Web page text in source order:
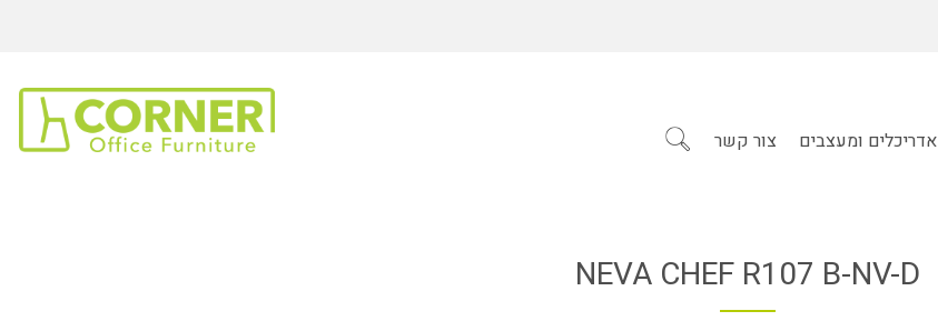
אדריכלים ומעצבים
צור קשר
NEVA CHEF R107 B-NV-D